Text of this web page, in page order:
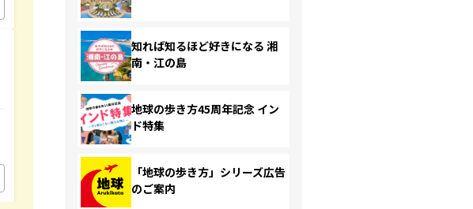
知れば知るほど好きになる 湘
南・江の島
地球の歩き方45周年記念 イン
ド特集
「地球の歩き方」シリーズ広告
のご案内